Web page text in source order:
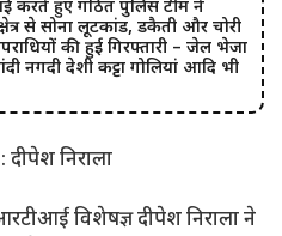
करते हुए गठित पुलिस टीम ने
से सोना लूटकांड, डकैती और चोरी
की हुई गिरफ्तारी – जेल भेजा
नगदी देशी कट्टा गोलियां आदि भी
दीपेश निराला
विशेषज्ञ दीपेश निराला ने